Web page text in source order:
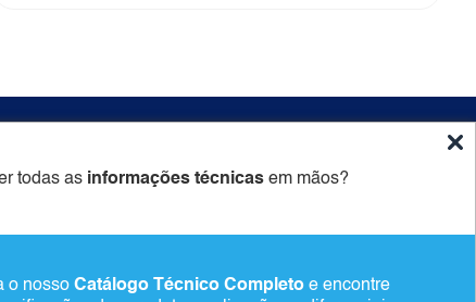
todas as informações técnicas em mãos?
o nosso Catálogo Técnico Completo e encontre